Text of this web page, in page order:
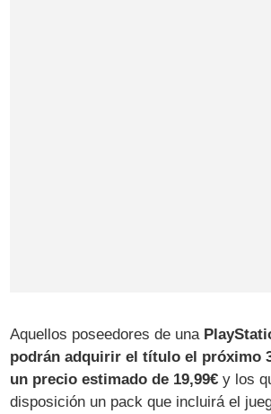
Aquellos poseedores de una
podrán adquirir el título el próximo
un precio estimado de 19,99€ y los
disposición un pack que incluirá el